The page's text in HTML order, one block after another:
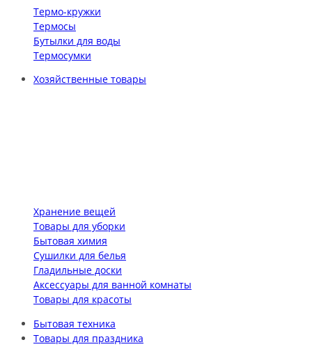
Термо-кружки
Термосы
Бутылки для воды
Термосумки
Хозяйственные товары
Хранение вещей
Товары для уборки
Бытовая химия
Сушилки для белья
Гладильные доски
Аксессуары для ванной комнаты
Товары для красоты
Бытовая техника
Товары для праздника